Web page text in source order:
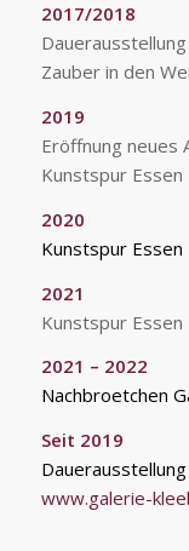
2017/2018
Zauber in den
2019
Eröffnung neues
Kunstspur Essen
2020
Kunstspur Essen
2021
Kunstspur Essen
2021 – 2022
Nachbroetchen
Seit 2019
www.galerie-